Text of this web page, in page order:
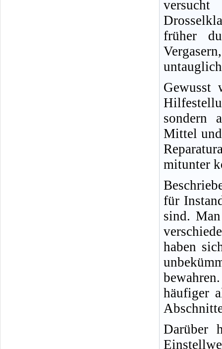
früher
Gewusst
sondern
Mittel und
mitunter
für
sind.
haben
häufiger
Darüber